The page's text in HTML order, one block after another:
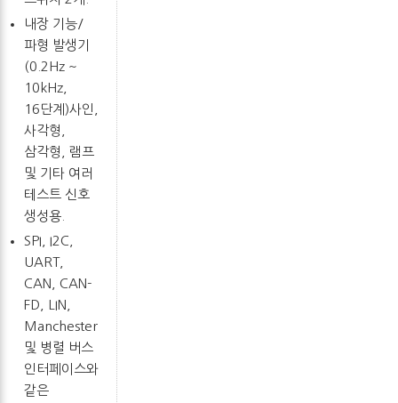
내장 기능/
파형 발생기
(0.2Hz ~
10kHz,
16단계)사인,
사각형,
삼각형, 램프
및 기타 여러
테스트 신호
생성용.
SPI, I2C,
UART,
CAN, CAN-
FD, LIN,
Manchester
및 병렬 버스
인터페이스와
같은